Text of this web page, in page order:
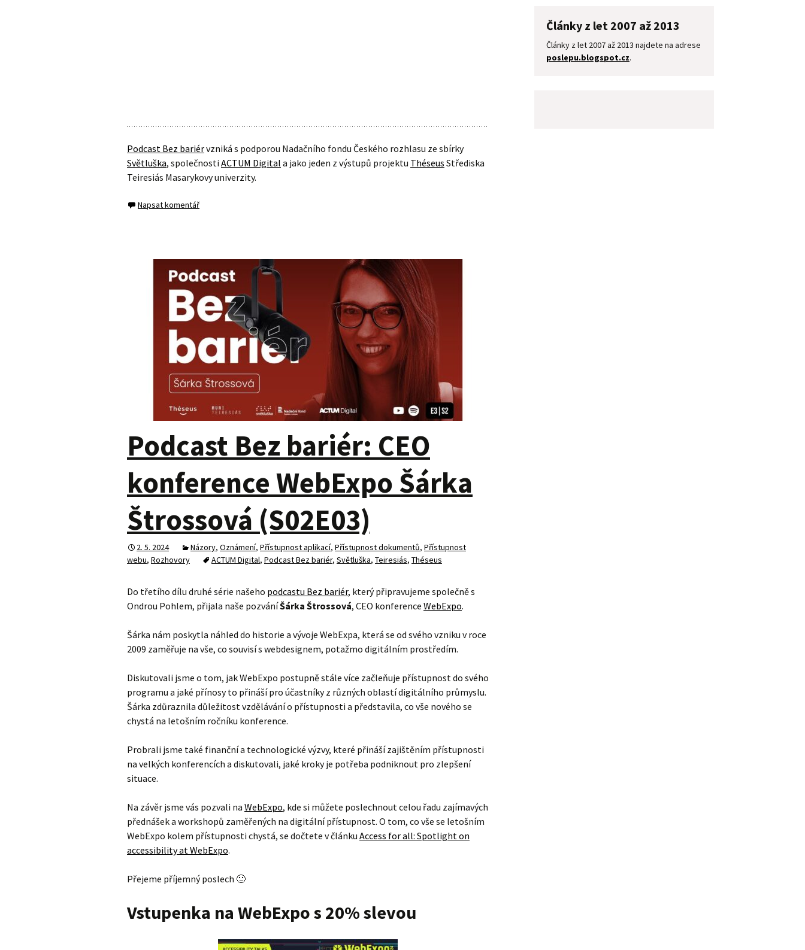
Podcast Bez bariérvzniká s podporou Nadačního fondu Českého rozhlasu ze sbírky
Světluška, společnosti ACTUM Digital a jako jeden z výstupů projektu Théseus Střediska
Teiresiás Masarykovy univerzity.
Napsat komentář
Podcast Bez bariér: CEO
konference WebExpo Šárka
Štrossová (S02E03)
2. 5. 2024 Názory, Oznámení, Přístupnost aplikací, Přístupnost dokumentů, Přístupnost
webu, Rozhovory ACTUM Digital, Podcast Bez bariér, Světluška, Teiresiás, Théseus
Do třetího dílu druhé série našeho podcastu Bez bariér, který připravujeme společně s
Ondrou Pohlem, přijala naše pozváníŠárka Štrossová, CEO konference WebExpo.
Šárka nám poskytla náhled do historie a vývoje WebExpa, která se od svého vzniku v roce
2009 zaměřuje na vše, co souvisí s webdesignem, potažmo digitálním prostředím.
Diskutovali jsme o tom, jak WebExpo postupně stále více začleňuje přístupnost do svého
programu a jaké přínosy to přináší pro účastníky z různých oblastí digitálního průmyslu.
Šárka zdůraznila důležitost vzdělávání o přístupnosti a představila, co vše nového se
chystá na letošním ročníku konference.
Probrali jsme také finanční a technologické výzvy, které přináší zajištěním přístupnosti
na velkých konferencích a diskutovali, jaké kroky je potřeba podniknout pro zlepšení
situace.
Na závěr jsme vás pozvali na WebExpo, kde si můžete poslechnout celou řadu zajímavých
přednášek a workshopů zaměřených na digitální přístupnost. O tom, co vše se letošním
WebExpo kolem přístupnosti chystá, se dočtete v článku Access for all: Spotlight on
accessibility at WebExpo.
Přejeme příjemný poslech 🙂
Vstupenka na WebExpo s 20% slevou
Články z let 2007 až 2013
Články z let 2007 až 2013 najdete na adrese
poslepu.blogspot.cz.